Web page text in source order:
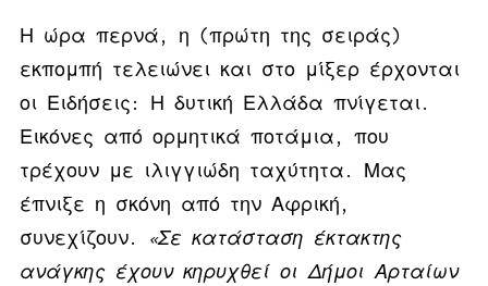
Η ώρα περνά, η (πρώτη της σειράς)
εκπομπή τελειώνει και στο μίξερ έρχονται
οι Ειδήσεις: Η δυτική Ελλάδα πνίγεται.
Εικόνες από ορμητικά ποτάμια, που
τρέχουν με ιλιγγιώδη ταχύτητα. Μας
έπνιξε η σκόνη από την Αφρική,
συνεχίζουν.
«Σε κατάσταση έκτακτης
ανάγκης έχουν κηρυχθεί οι Δήμοι Αρταίων